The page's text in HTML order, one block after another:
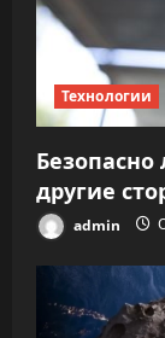
Технологии
Безопасно
другие
admin